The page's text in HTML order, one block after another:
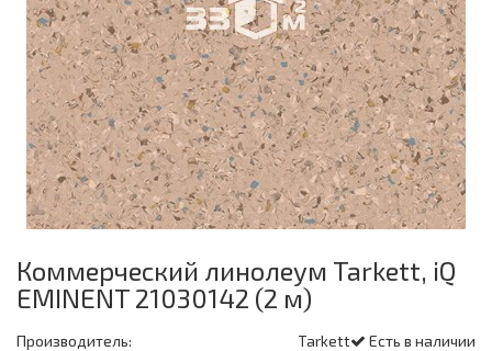
Коммерческий линолеум Tarkett, iQ
EMINENT 21030142 (2 м)
Есть в наличии
Производитель:
Tarkett